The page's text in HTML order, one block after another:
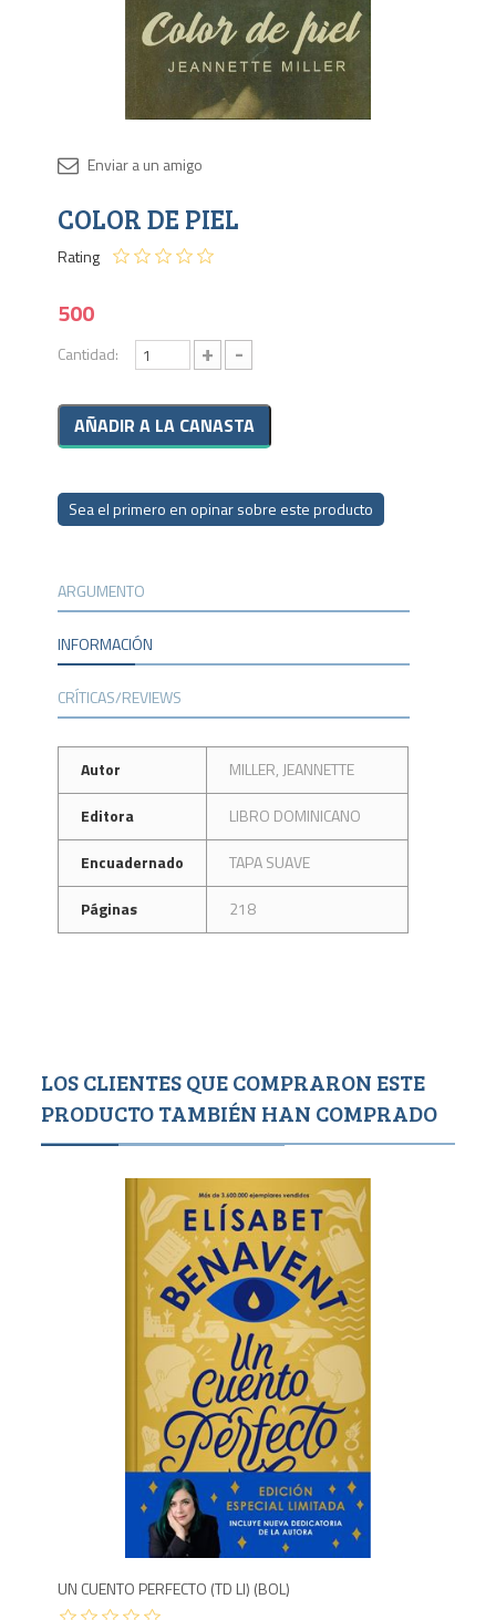
COLOR DE PIEL
Rating
500
Cantidad: + -
Sea el primero en opinar sobre este producto
ARGUMENTO
INFORMACIÓN
CRÍTICAS/REVIEWS
Autor
MILLER, JEANNETTE
Editora
LIBRO DOMINICANO
Encuadernado
TAPA SUAVE
Páginas
218
LOS CLIENTES QUE COMPRARON ESTE
PRODUCTO TAMBIÉN HAN COMPRADO
UN CUENTO PERFECTO (TD LI) (BOL)
Agotado